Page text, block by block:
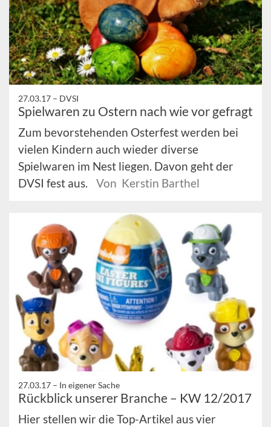
27.03.17 – DVSI
Spielwaren zu Ostern nach wie vor gefragt
Zum bevorstehenden Osterfest werden bei
vielen Kindern auch wieder diverse
Spielwaren im Nest liegen. Davon geht der
DVSI fest aus.
Von Kerstin Barthel
27.03.17 – In eigener Sache
Rückblick unserer Branche – KW 12/2017
Hier stellen wir die Top-Artikel aus vier